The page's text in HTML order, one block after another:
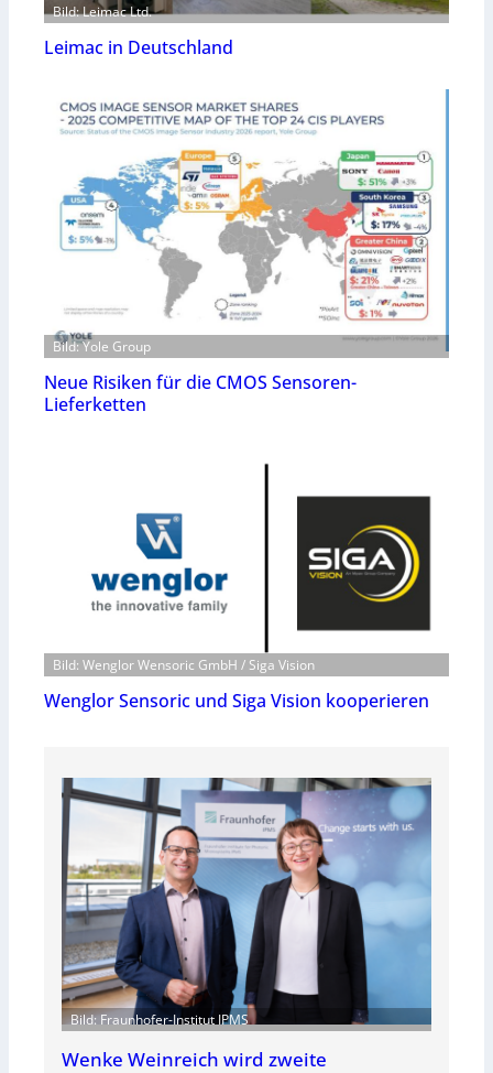
Bild: Leimac Ltd.
Leimac in Deutschland
Bild: Yole Group
Neue Risiken für die CMOS Sensoren-
Lieferketten
Bild: Wenglor Wensoric GmbH / Siga Vision
Wenglor Sensoric und Siga Vision kooperieren
Bild: Fraunhofer-Institut IPMS
Wenke Weinreich wird zweite